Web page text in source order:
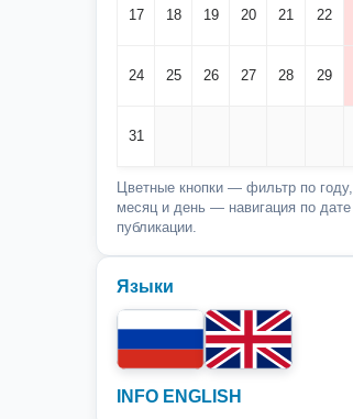
17 18 19 20 21 22
24 25 26 27 28 29
31
Цветные кнопки — фильтр по году,
месяц и день — навигация по дате
публикации.
Языки
INFO ENGLISH